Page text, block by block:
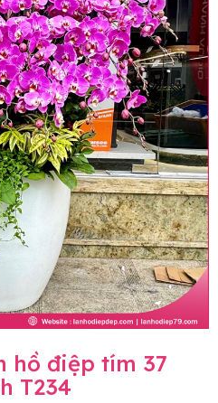
hồ điệp tím 37
T234